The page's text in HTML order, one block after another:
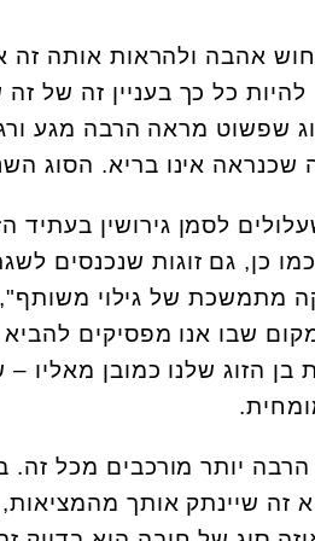
אהבה ולהראות אותה זה
להיות כל כך בעניין זה
שפשוט מראה הרבה מגע
שכנראה אינו בריא. הסוג
לסמן גירושין
כן, גם זוגות שנכנסים
מתמשכת של גילוי משותף",
שבו אנו מפסיקים
הזוג שלנו כמובן מאליו –
יותר מורכבים מכל זה.
זה שיינתק אותך